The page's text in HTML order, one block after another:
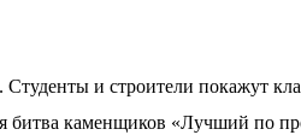
и строители покажут
битва каменщиков «Лучший по